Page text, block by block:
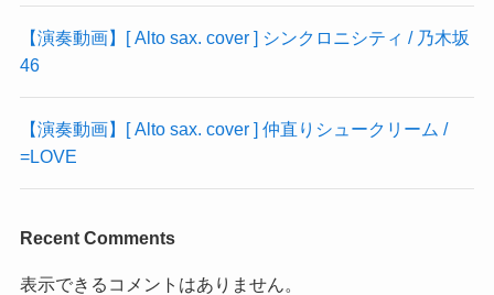
【演奏動画】[ Alto sax. cover ] シンクロニシティ / 乃木坂
46
【演奏動画】[ Alto sax. cover ] 仲直りシュークリーム /
=LOVE
Recent Comments
表示できるコメントはありません。